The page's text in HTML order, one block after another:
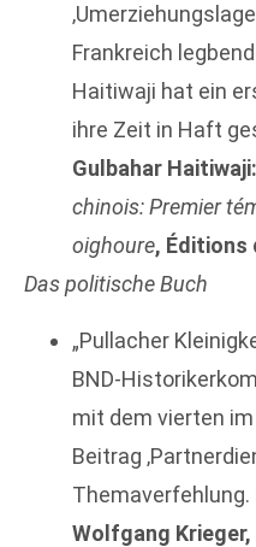
Frankreich
Haitiwaji hat ein
ihre Zeit in Haft
Gulbahar Haitiwaji:
chinois: Premier
oighoure, Éditions
Das politische Buch
„Pullacher
BND-
mit dem vierten
Beitrag
Themaverfehlung.
Wolfgang Krieger,